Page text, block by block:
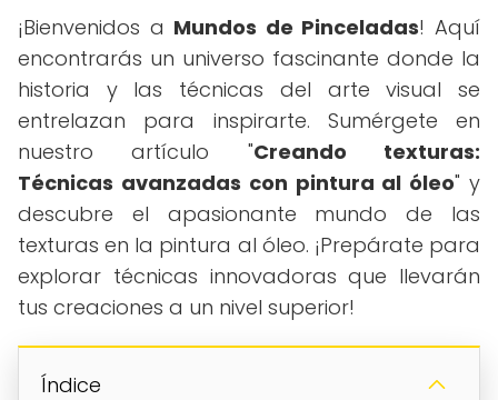
¡Bienvenidos a Mundos de Pinceladas! Aquí
encontrarás un universo fascinante donde la
historia y las técnicas del arte visual se
entrelazan para inspirarte. Sumérgete en
nuestro artículo "Creando texturas:
Técnicas avanzadas con pintura al óleo" y
descubre el apasionante mundo de las
texturas en la pintura al óleo. ¡Prepárate para
explorar técnicas innovadoras que llevarán
tus creaciones a un nivel superior!
Índice